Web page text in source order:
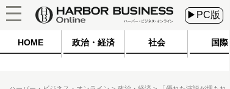
▶PC版
HOME 政治・経済 社会 国際